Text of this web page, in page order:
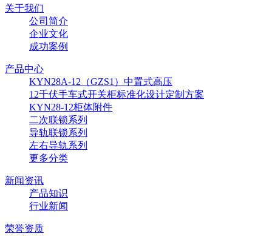
关于我们
公司简介
企业文化
成功案例
产品中心
KYN28A-12（GZS1）中置式高压
12千伏手车式开关柜标准化设计定制方案
KYN28-12柜体附件
二次联锁系列
导轨联锁系列
左右导轨系列
更多分类
新闻资讯
产品知识
行业新闻
荣誉资质